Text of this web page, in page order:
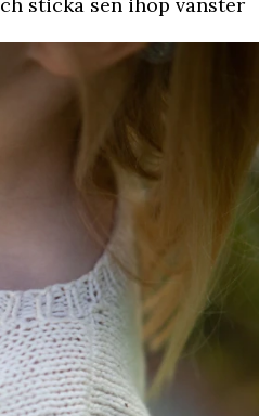
sticka sen ihop vänster